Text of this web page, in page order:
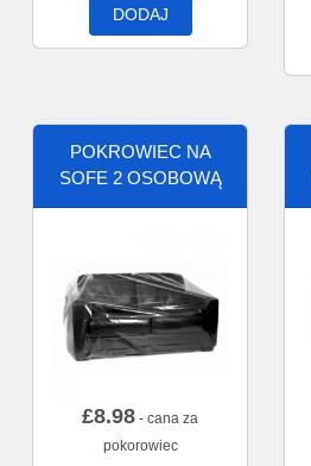
DODAJ
POKROWIEC NA
SOFE 2 OSOBOWĄ
£8.98 - cana za
pokorowiec